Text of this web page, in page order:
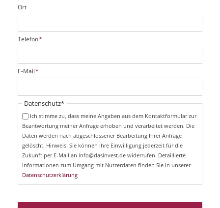
Ort
P
f
i
c
t
f
Telefon*
P
f
i
E-Mail*
Pflichtfeld
Datenschutz*
Ich stimme zu, dass meine Angaben aus dem Kontaktformular zur
Beantwortung meiner Anfrage erhoben und verarbeitet werden. Die
Daten werden nach abgeschlossener Bearbeitung Ihrer Anfrage
gelöscht. Hinweis: Sie können Ihre Einwilligung jederzeit für die
Zukunft per E-Mail an info@dasinvest.de widerrufen. Detaillierte
Informationen zum Umgang mit Nutzerdaten finden Sie in unserer
Datenschutzerklärung